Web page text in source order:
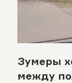
Зумеры
между